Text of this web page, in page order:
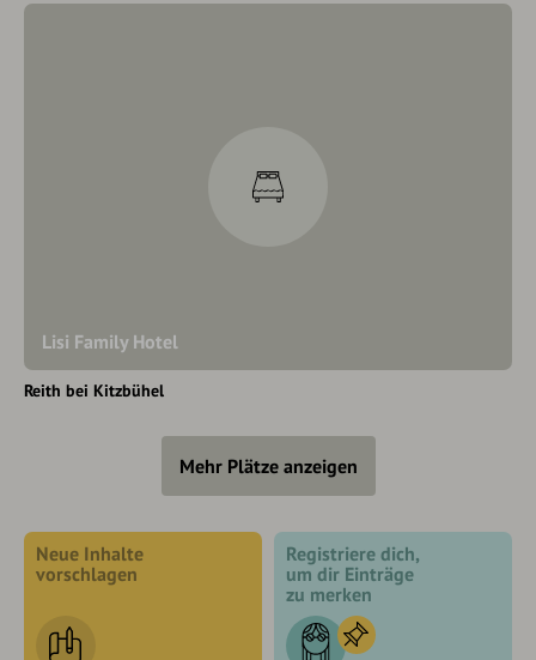
Lisi Family Hotel
Reith bei Kitzbühel
Mehr Plätze anzeigen
Neue Inhalte
vorschlagen
Registriere dich,
um dir Einträge
zu merken